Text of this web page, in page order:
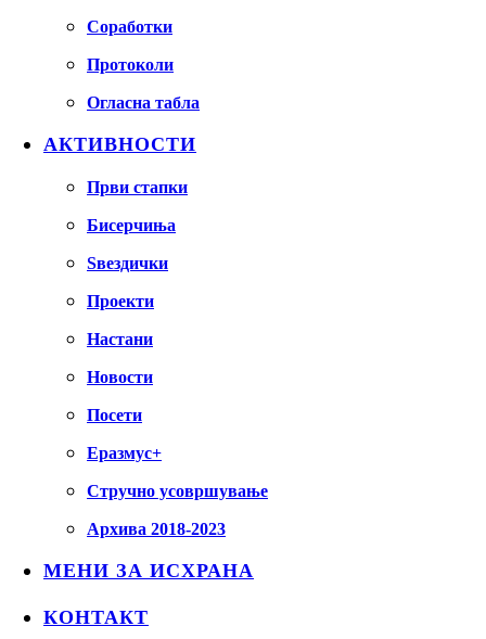
Соработки
Протоколи
Огласна табла
АКТИВНОСТИ
Први стапки
Бисерчиња
Ѕвездички
Проекти
Настани
Новости
Посети
Еразмус+
Стручно усовршување
Архива 2018-2023
МЕНИ ЗА ИСХРАНА
КОНТАКТ